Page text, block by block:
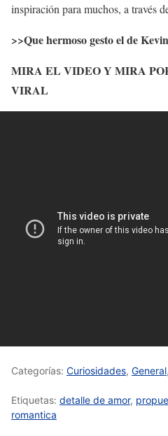
inspiración para muchos, a través
>>Que hermoso gesto el de
MIRA EL VIDEO Y MIRA
VIRAL
Categorías: Curiosidades, General,
Etiquetas: detalle de amor,
romantica